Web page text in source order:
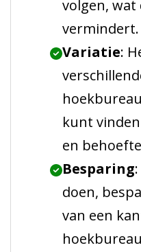
volgen,
vermindert.
Variatie:
kunt
en
Besparing
doen,
van een